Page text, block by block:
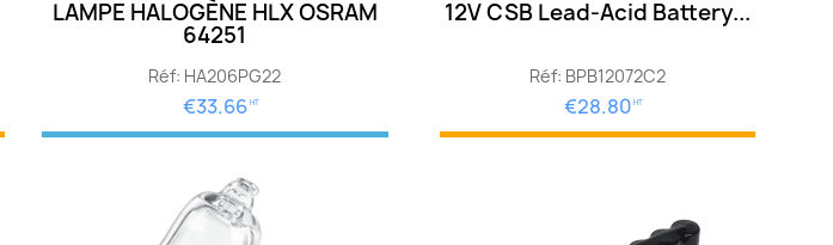
LAMPE HALOGÈNE HLX OSRAM
64251
Réf: HA206PG22
€33.66 HT
12V CSB Lead-Acid Battery...
Réf: BPB12072C2
€28.80 HT